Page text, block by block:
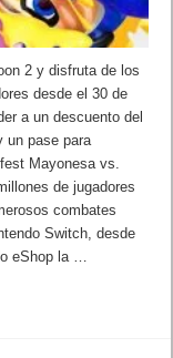
2 y disfruta de los
desde el 30 de
a un descuento del
un pase para
Mayonesa vs.
de jugadores
combates
Switch, desde
eShop la …